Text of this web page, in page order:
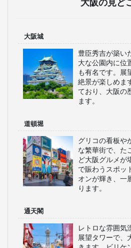
し、快適な移動を提
展開。3列独立シ
おすすめのテーマ
旅
大阪の見ど